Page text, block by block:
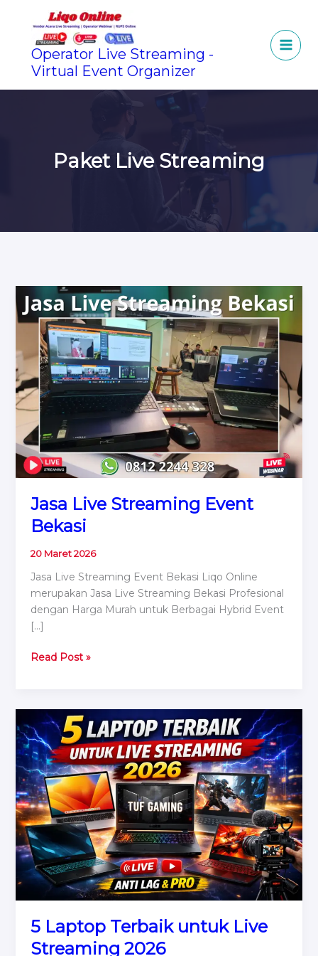
Operator Live Streaming -
Virtual Event Organizer
Paket Live Streaming
Jasa Live Streaming Event
Bekasi
20 Maret 2026
Jasa Live Streaming Event Bekasi Liqo Online
merupakan Jasa Live Streaming Bekasi Profesional
dengan Harga Murah untuk Berbagai Hybrid Event
[…]
Jasa
Bekasi
Read Post »
5 Laptop Terbaik untuk Live
Streaming 2026